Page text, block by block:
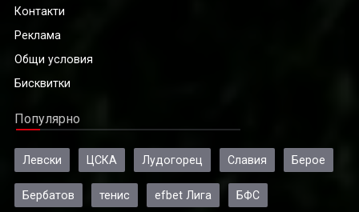
Контакти
Реклама
Общи условия
Бисквитки
Популярно
Левски ЦСКА Лудогорец Славия Берое
Бербатов тенис efbet Лига БФС